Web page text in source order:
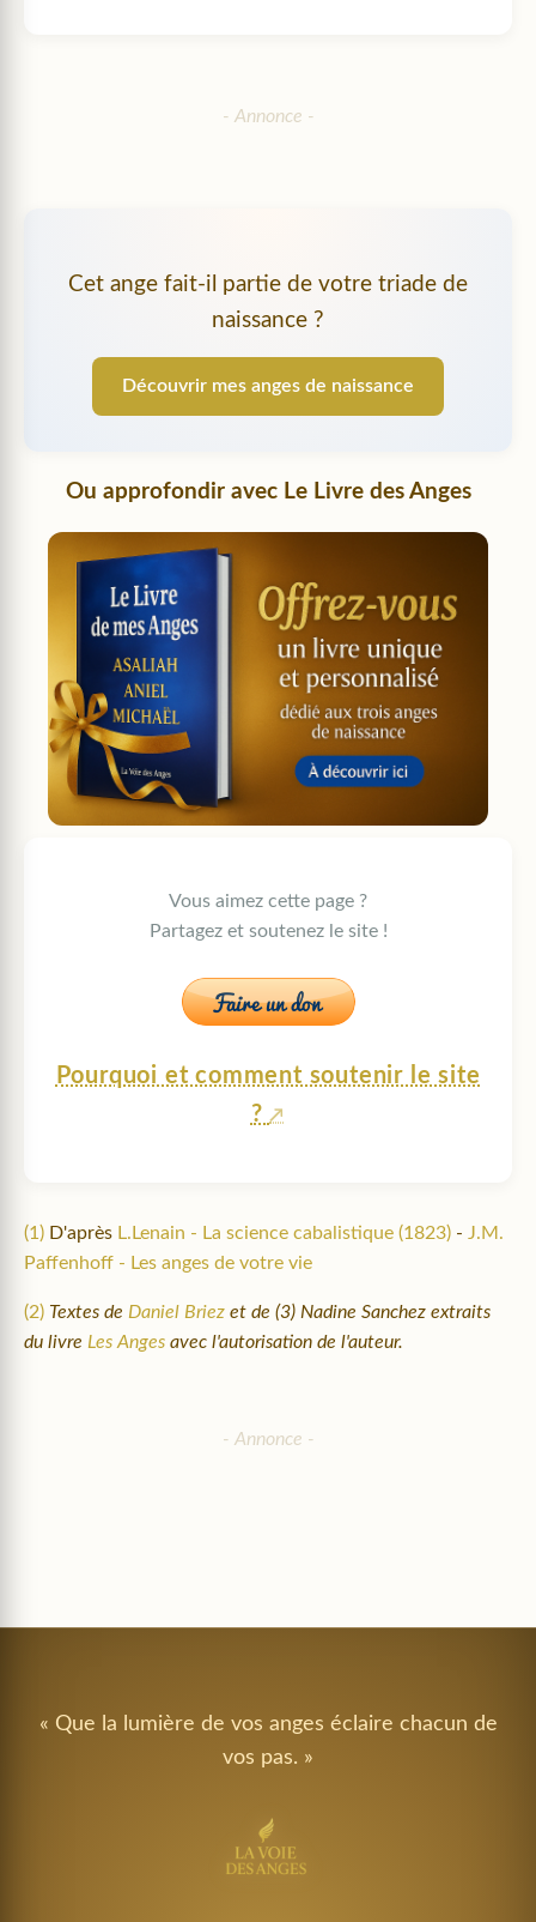
Cet ange fait-il partie de votre triade de
naissance ?
Découvrir mes anges de naissance
Ou approfondir avec Le Livre des Anges
Vous aimez cette page ?
Partagez et soutenez le site !
Pourquoi et comment soutenir le site
?
(1) D'après L.Lenain - La science cabalistique (1823) - J.M.
Paffenhoff - Les anges de votre vie
(2) Textes de Daniel Briez et de (3) Nadine Sanchez extraits
du livre Les Anges avec l'autorisation de l'auteur.
« Que la lumière de vos anges éclaire chacun de
vos pas. »